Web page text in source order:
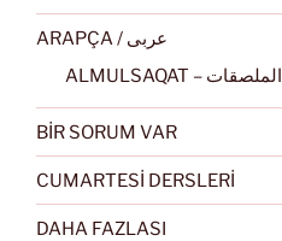
ARAPÇA / عربى
ALMULSAQAT – الملصقات
BİR SORUM VAR
CUMARTESİ DERSLERİ
DAHA FAZLASI